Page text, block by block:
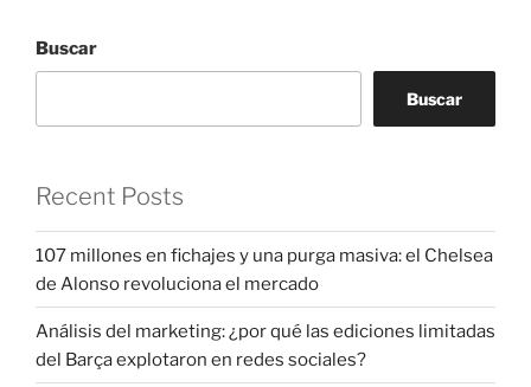
Buscar
Buscar
Recent Posts
107 millones en fichajes y una purga masiva: el Chelsea
de Alonso revoluciona el mercado
Análisis del marketing: ¿por qué las ediciones limitadas
del Barça explotaron en redes sociales?